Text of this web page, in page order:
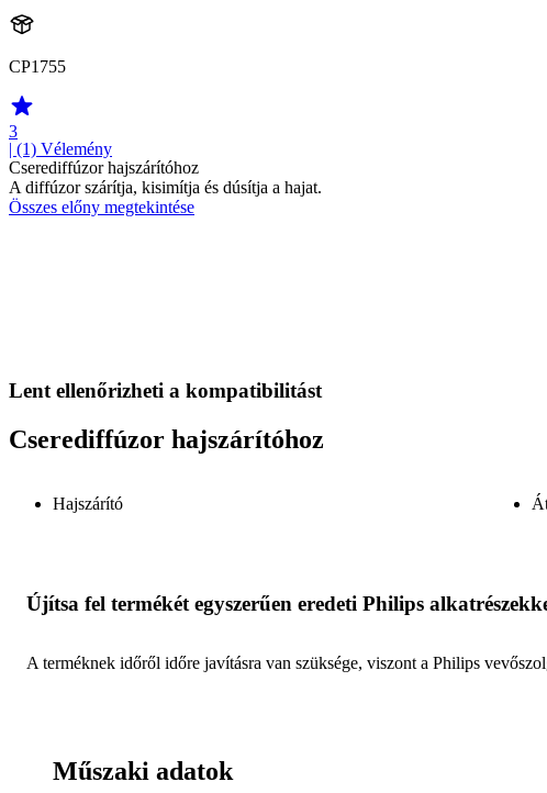
CP1755
3
| (1) Vélemény
Cserediffúzor hajszárítóhoz
A diffúzor szárítja, kisimítja és dúsítja a hajat.
Összes előny megtekintése
Lent ellenőrizheti a kompatibilitást
Cserediffúzor hajszárítóhoz
Hajszárító
Újítsa fel termékét egyszerűen eredeti Philips
A terméknek időről időre javításra van szüksége, viszont a Philips
Műszaki adatok